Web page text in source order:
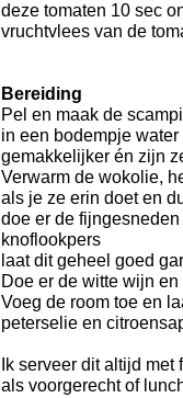
deze tomaten 10 sec
vruchtvlees van de
Bereiding
Pel en maak de
in een bodempje
gemakkelijker én zijn
Verwarm de wokolie,
als je ze erin doet en
doe er de
knoflookpers
laat dit geheel goed
Doe er de witte wijn
Voeg de room toe en
peterselie en
Ik serveer dit altijd met
als voorgerecht of